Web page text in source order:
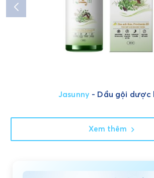
Jasunny - Dầu gội dược
Xem thêm